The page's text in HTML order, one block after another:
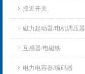
接近开关
磁力起动器/电机调压器
互感器/电磁铁
电力电容器/编码器